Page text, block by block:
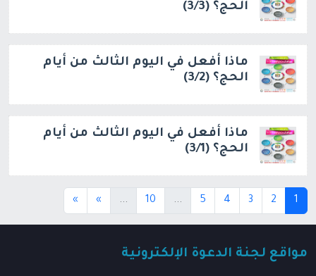
الحج؟ (3/3)
ماذا أفعل في اليوم الثالث من أيام
الحج؟ (3/2)
ماذا أفعل في اليوم الثالث من أيام
الحج؟ (3/1)
1
(current)
2
3
4
5
...
10
...
»
»
مواقع لجنة الدعوة الإلكترونية